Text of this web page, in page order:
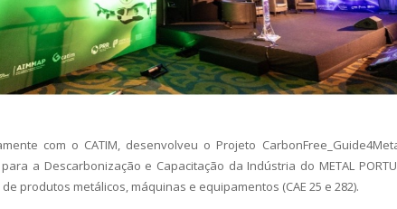
com o CATIM, desenvolveu o Projeto
a Descarbonização e Capacitação da Indústria do METAL
produtos metálicos, máquinas e equipamentos (CAE 25 e 282).